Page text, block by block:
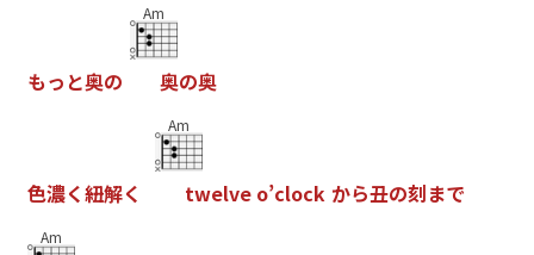
もっ と奥の
Am
奥の奥
色濃く紐解く
Am
twelve o’clock から丑の刻まで
Am